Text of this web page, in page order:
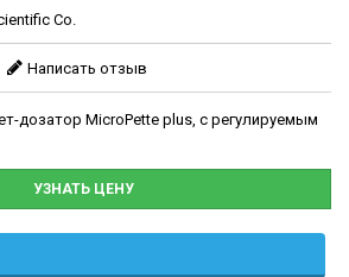
Co.
Написать отзыв
дозатор MicroPette plus, с регулируемым
УЗНАТЬ ЦЕНУ